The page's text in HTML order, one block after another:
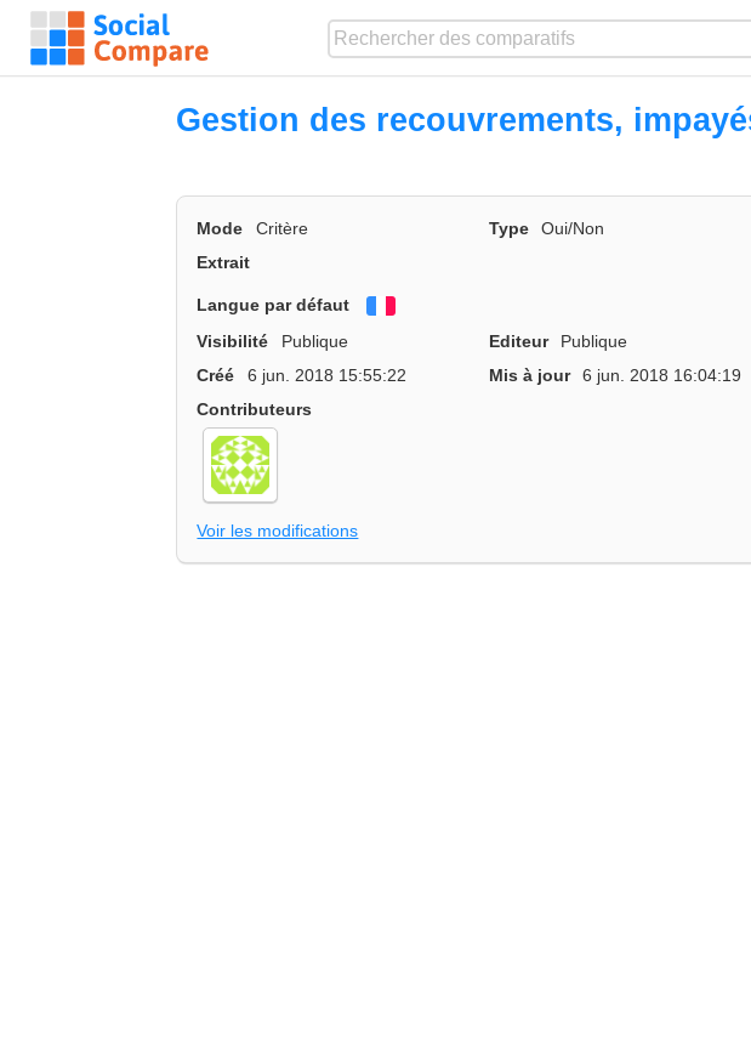
Gestion des recouvrements,
Mode Critère Type
Oui/Non
Extrait
Langue par défaut
Visibilité
Publique Editeur
Publique
Créé
6 jun. 2018 15:55:22 Mis à jour
6 jun. 2018 16:04:19
Contributeurs
Voir les modifications